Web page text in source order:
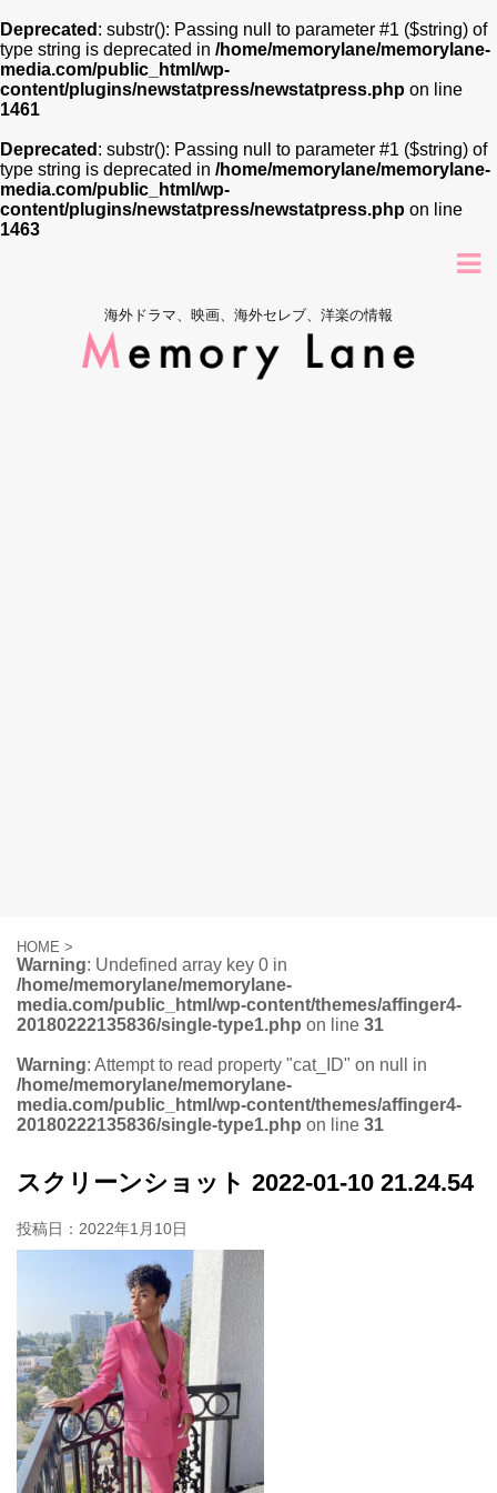
Deprecated : substr(): Passing null to parameter #1 ($string) of
type string is deprecated in /home/memorylane/memorylane-
media.com/public_html/wp-
content/plugins/newstatpress/newstatpress.php on line
1461
Deprecated : substr(): Passing null to parameter #1 ($string) of
type string is deprecated in /home/memorylane/memorylane-
media.com/public_html/wp-
content/plugins/newstatpress/newstatpress.php on line
1463
海外ドラマ、映画、海外セレブ、洋楽の情報
HOME >
Warning: Undefined array key 0 in
/home/memorylane/memorylane-
media.com/public_html/wp-content/themes/affinger4-
20180222135836/single-type1.php on line 31
Warning: Attempt to read property "cat_ID" on null in
/home/memorylane/memorylane-
media.com/public_html/wp-content/themes/affinger4-
20180222135836/single-type1.php on line 31
スクリーンショット 2022-01-10 21.24.54
投稿日： 2022年1月10日